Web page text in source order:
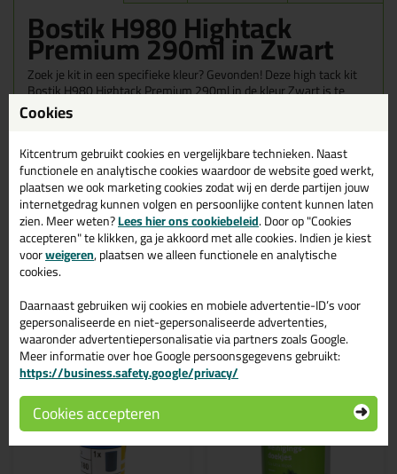
Bostik H980 Hightack
Premium 290ml in Zwart
Zoek je kit in een specifieke kleur? Gevonden! Deze high tack kit
Bostik H980 Hightack Premium 290ml in de kleur Zwart is te
gebruiken voor verschillende toepassingen. Een duurzame en
veelzijdige kit welke makkelijk te verwerken is. Perfect als je een
Bestel de Bostik H980 Hightack Premium 290ml in kleur Zwart
vandaag nog! Op voorraad en op werkdagen besteld = morgen in
huis.
Wil je meer weten over de toepassing en kenmerken van dit
product?Lees alles over dit product >
Gerelateerde producten
Cookies
Kitcentrum gebruikt cookies en vergelijkbare technieken. Naast
functionele en analytische cookies waardoor de website goed werkt,
plaatsen we ook marketing cookies zodat wij en derde partijen jouw
internetgedrag kunnen volgen en persoonlijke content kunnen laten
zien. Meer weten?Lees hier ons cookiebeleid. Door op "Cookies
accepteren" te klikken, ga je akkoord met alle cookies. Indien je kiest
voorweigeren, plaatsen we alleen functionele en analytische
cookies.
Daarnaast gebruiken wij cookies en mobiele advertentie-ID’s voor
gepersonaliseerde en niet-gepersonaliseerde advertenties,
waaronder advertentiepersonalisatie via partners zoals Google.
Meer informatie over hoe Google persoonsgegevens gebruikt:
https://business.safety.google/privacy/
Cookies accepteren